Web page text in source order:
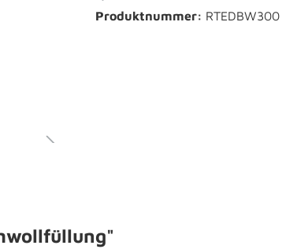
Produktnummer: RTEDBW300